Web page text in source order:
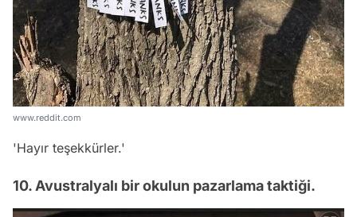
www.reddit.com
'Hayır teşekkürler.'
10. Avustralyalı bir okulun pazarlama taktiği.